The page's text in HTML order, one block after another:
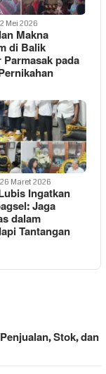
2 Mei 2026
Makna
di Balik
pada
26 Maret 2026
Ingatkan
Jaga
dalam
Tantangan
Stok, dan